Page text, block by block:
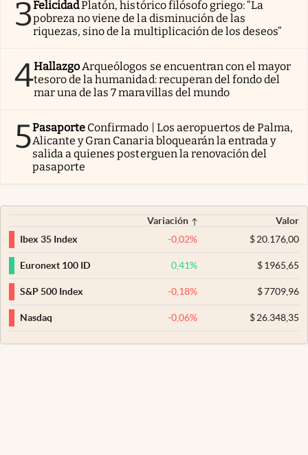
3FelicidadPlatón, histórico filósofo griego: “La
pobreza no viene de la disminución de las
riquezas, sino de la multiplicación de los deseos”
4Hallazgo Arqueólogos se encuentran con el mayor
tesoro de la humanidad: recuperan del fondo del
mar una de las 7 maravillas del mundo
5Pasaporte Confirmado | Los aeropuertos de Palma,
Alicante y Gran Canaria bloquearán la entrada y
salida a quienes posterguen la renovación del
pasaporte
Variación
Valor
Ibex 35 Index
-0,02% $20.176,00
Euronext 100 ID 0,41% $1965,65
S&P 500 Index -0,18% $7709,96
Nasdaq -0,06% $26.348,35